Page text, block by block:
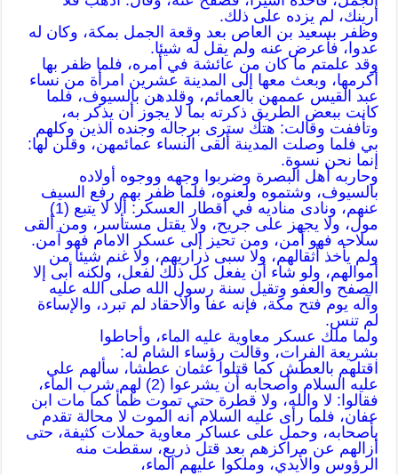
أرينك، لم يزده على ذلك.
وظفر بسعيد بن العاص بعد وقعة الجمل بمكة، وكان له
عدوا، فأعرض عنه ولم يقل له شيئا.
وقد علمتم ما كان من عائشة في أمره، فلما ظفر بها
أكرمها، وبعث معها إلى المدينة عشرين امرأة من نساء
عبد القيس عممهن بالعمائم، وقلدهن بالسيوف، فلما
كانت ببعض الطريق ذكرته بما لا يجوز
أن يذكر به،
وتأففت وقالت: هتك سترى برجاله وجنده الذين وكلهم
بي فلما وصلت المدينة ألقى النساء عمائمهن، وقلن لها:
إنما نحن نسوة.
وحاربه أهل البصرة وضربوا وجهه ووجوه أولاده
بالسيوف، وشتموه ولعنوه، فلما ظفر بهم رفع السيف
عنهم، ونادى مناديه في أقطار العسكر: ألا لا يتبع (1)
مول، ولا يجهز على جريح، ولا يقتل مستأسر، ومن ألقى
سلاحه فهو آمن، ومن تحيز إلى عسكر الامام فهو آمن.
ولم يأخذ أثقالهم، ولا سبى ذراريهم، ولا غنم شيئا من
أموالهم، ولو شاء أن يفعل كل ذلك لفعل، ولكنه أبى إلا
الصفح والعفو وتقيل سنة رسول الله صلى الله عليه
وآله يوم فتح مكة، فإنه عفا والأحقاد لم تبرد، والإساءة
لم تنس.
ولما ملك عسكر معاوية عليه الماء، وأحاطوا
بشريعة الفرات، وقالت رؤساء الشام له:
اقتلهم بالعطش كما قتلوا عثمان عطشا، سألهم علي
عليه السلام
وأصحابه أن يشرعوا (2) لهم شرب الماء،
فقالوا: لا والله، ولا قطرة حتىتموت ظمأ كما مات ابن
عفان، فلما رأى عليه السلام أنه الموت لا محالة تقدم
بأصحابه، وحمل على عساكر معاوية حملات كثيفة، حتى
أزالهم عن مراكزهم بعد قتل ذريع، سقطت منه
الرؤوس والأيدي، وملكوا عليهم الماء،